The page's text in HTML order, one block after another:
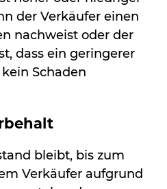
der Verkäufer einen
nachweist oder der
dass ein geringerer
Schaden
bleibt, bis zum
Verkäufer aufgrund